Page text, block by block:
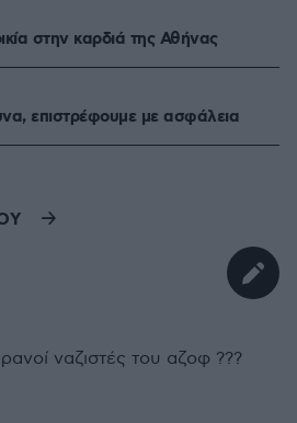
στην καρδιά της Αθήνας
επιστρέφουμε με ασφάλεια
ναζιστές του αζοφ ???